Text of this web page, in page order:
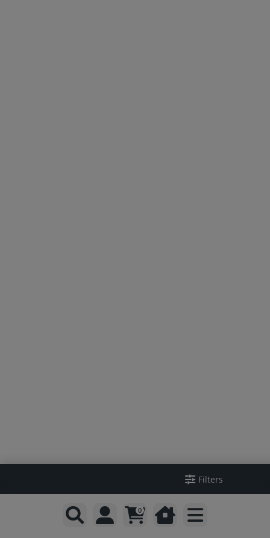
0
Filters